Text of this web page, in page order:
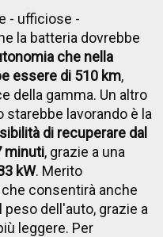
- ufficiose -
la batteria dovrebbe
che nella
essere di 510 km,
della gamma. Un altro
starebbe lavorando è la
di recuperare dal
minuti, grazie a una
kW. Merito
consentirà anche
dell'auto, grazie a
leggere. Per